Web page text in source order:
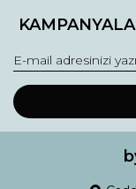
Görüş ve
Ürün resmi
Ürün
Ürün fiyatı diğer